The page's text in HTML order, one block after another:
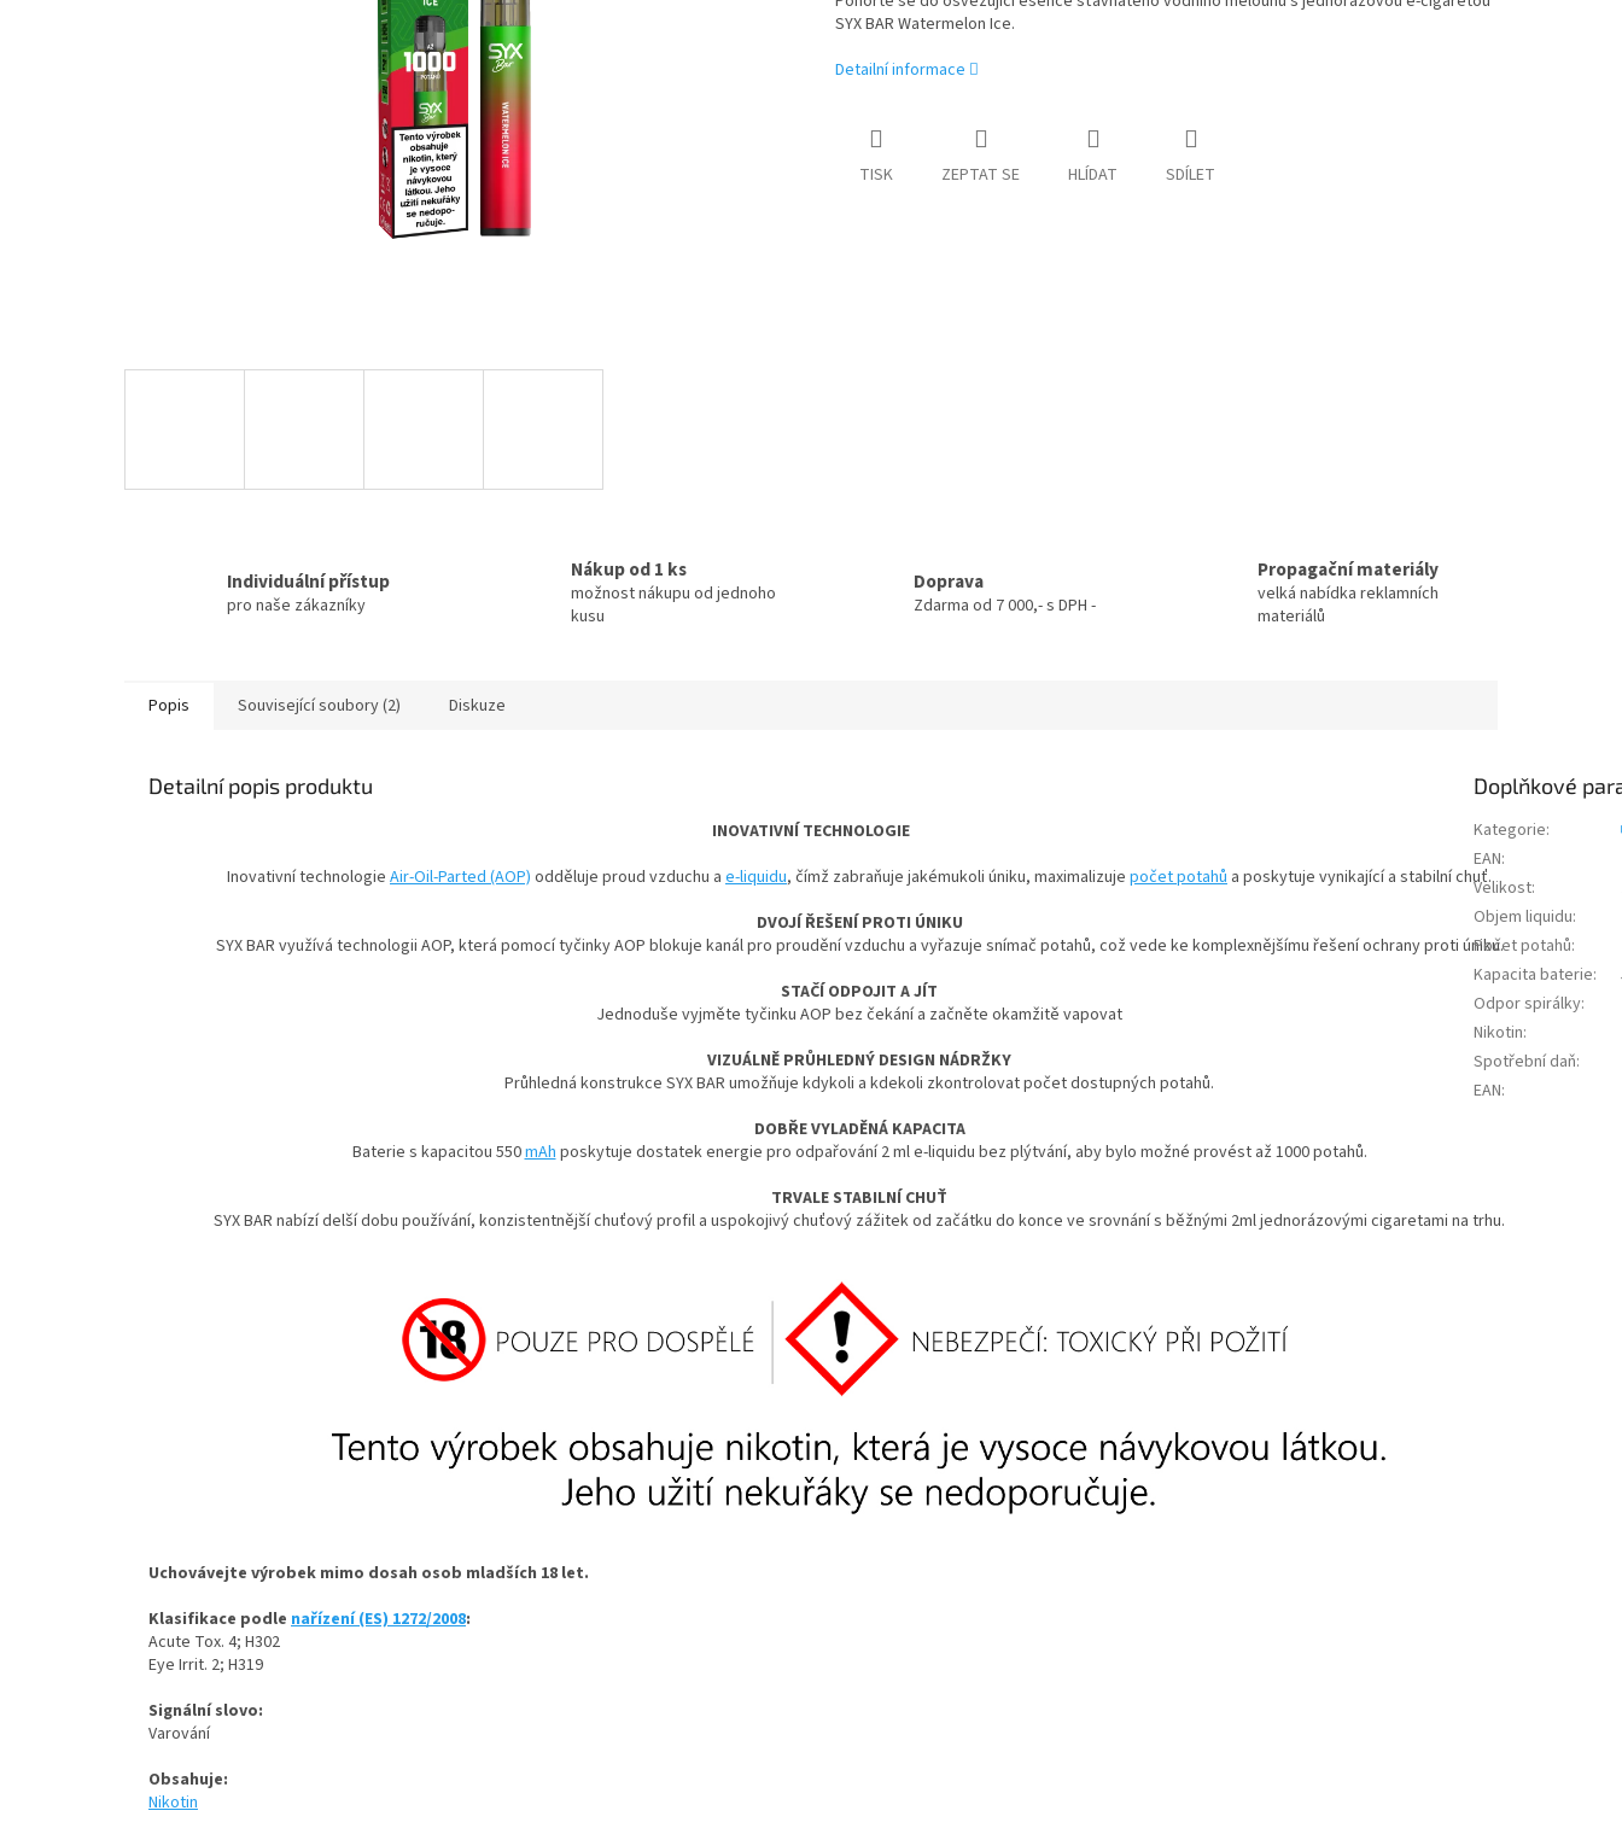
SYX BAR Watermelon Ice.
Detailní informace
TISK ZEPTAT SE HLÍDAT SDÍLET
Individuální přístup
pro naše zákazníky
Nákup od 1 ks
možnost nákupu od jednoho
kusu
Doprava
Zdarma od 7 000,- s DPH -
Propagační materiály
velká nabídka reklamních
materiálů
Popis Související soubory (2) Diskuze
Detailní popis produktu
INOVATIVNÍ TECHNOLOGIE
Inovativní technologie Air-Oil-Parted (AOP) odděluje proud vzduchu a e-liquidu, čímž zabraňuje jakémukoli úniku, maximalizuje počet potahů a poskytuje vynikající a stabilní chuť.
DVOJÍ ŘEŠENÍ PROTI ÚNIKU
SYX BAR využívá technologii AOP, která pomocí tyčinky AOP blokuje kanál pro proudění vzduchu a vyřazuje snímač potahů, což vede ke komplexnějšímu řešení ochrany proti úniku.
STAČÍ ODPOJIT A JÍT
Jednoduše vyjměte tyčinku AOP bez čekání a začněte okamžitě vapovat
VIZUÁLNĚ PRŮHLEDNÝ DESIGN NÁDRŽKY
Průhledná konstrukce SYX BAR umožňuje kdykoli a kdekoli zkontrolovat počet dostupných potahů.
DOBŘE VYLADĚNÁ KAPACITA
Baterie s kapacitou 550mAhposkytuje dostatek energie pro odpařování 2 ml e-liquidu bez plýtvání, aby bylo možné provést až 1000 potahů.
TRVALE STABILNÍ CHUŤ
SYX BAR nabízí delší dobu používání, konzistentnější chuťový profil a uspokojivý chuťový zážitek od začátku do konce ve srovnání s běžnými 2ml jednorázovými cigaretami na trhu.
Uchovávejte výrobek mimo dosah osob mladších 18 let.
Klasifikace podle nařízení (ES) 1272/2008:
Acute Tox. 4; H302
Eye Irrit. 2; H319
Signální slovo:
Varování
Obsahuje:
Nikotin
Doplňkové
Kategorie:
EAN:
Velikost:
Objem liquidu:
Počet potahů:
Kapacita baterie:
Odpor spirálky:
Nikotin:
Spotřební daň:
EAN: